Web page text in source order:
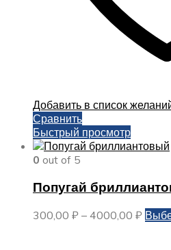
Добавить в список
Сравнить
Быстрый просмотр
0 out of 5
Попугай
300,00 ₽ – 4000,00 ₽